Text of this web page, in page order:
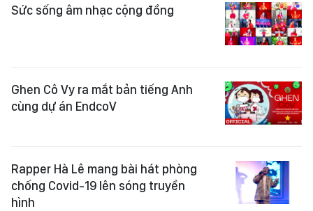
Sức sống âm nhạc cộng đồng
Ghen Cô Vy ra mắt bản tiếng Anh
cùng dự án EndcoV
Rapper Hà Lê mang bài hát phòng
chống Covid-19 lên sóng truyền
hình